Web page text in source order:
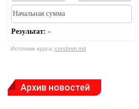
Результат: -
Источник курса: cursbnm.md
Архив новостей